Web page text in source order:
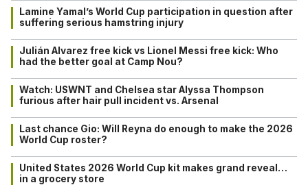
Lamine Yamal’s World Cup participation in question after
suffering serious hamstring injury
Julián Alvarez free kick vs Lionel Messi free kick: Who
had the better goal at Camp Nou?
Watch: USWNT and Chelsea star Alyssa Thompson
furious after hair pull incident vs. Arsenal
Last chance Gio: Will Reyna do enough to make the 2026
World Cup roster?
United States 2026 World Cup kit makes grand reveal…
in a grocery store